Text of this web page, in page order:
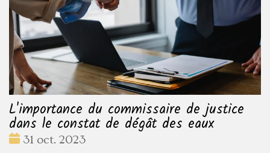
L'importance du commissaire de justice
dans le constat de dégât des eaux
Date
31 oct. 2023